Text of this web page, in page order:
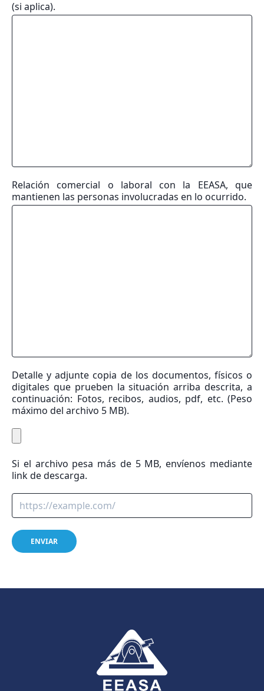
(si aplica).
Relación comercial o laboral con la EEASA, que
mantienen las personas involucradas en lo ocurrido.
Detalle y adjunte copia de los documentos, físicos o
digitales que prueben la situación arriba descrita, a
continuación: Fotos, recibos, audios, pdf, etc. (Peso
máximo del archivo 5 MB).
Si el archivo pesa más de 5 MB, envíenos mediante
link de descarga.